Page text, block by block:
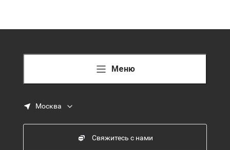
Меню
Москва
Свяжитесь с нами